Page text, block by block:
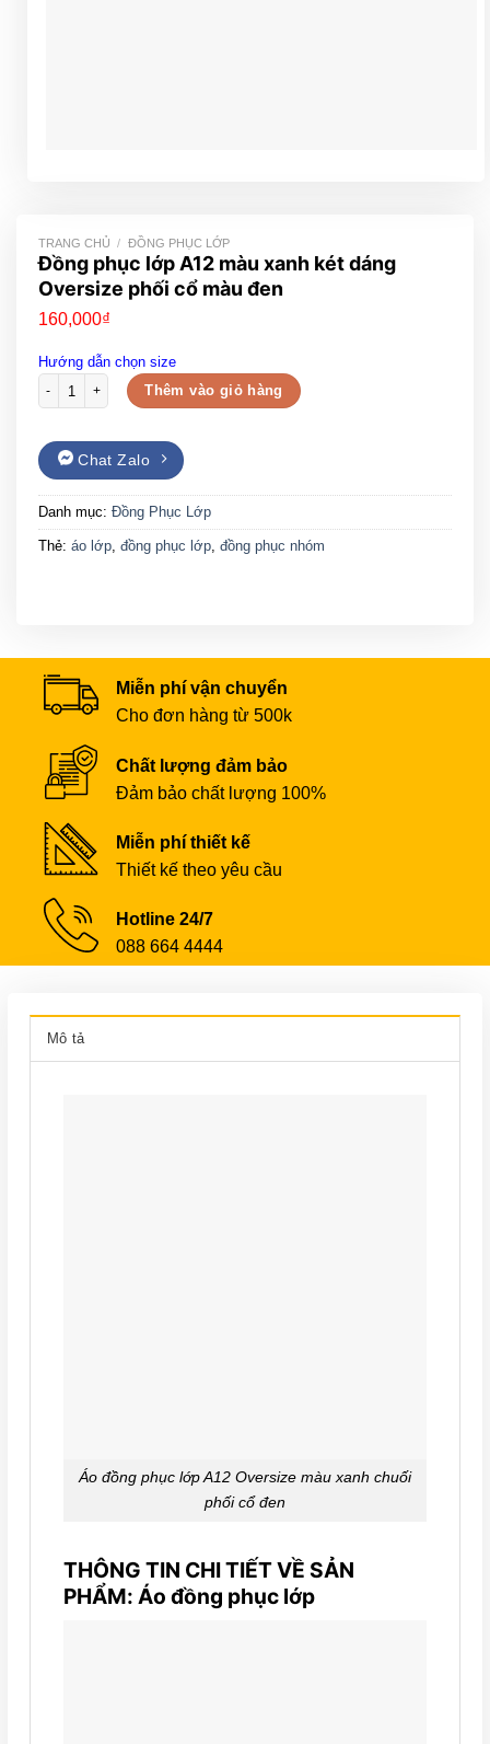
TRANG CHỦ / ĐỒNG PHỤC LỚP
Đồng phục lớp A12 màu xanh két dáng
Oversize phối cổ màu đen
160,000₫
Hướng dẫn chọn size
Đồng phục lớp A12 màu xanh két dáng Oversize phối cổ màu đen số
Thêm vào giỏ hàng
Chat Zalo
Danh mục: Đồng Phục Lớp
Thẻ: áo lớp đồng phục lớp đồng phục nhóm
Miễn phí vận chuyển
Cho đơn hàng từ 500k
Chất lượng đảm bảo
Đảm bảo chất lượng 100%
Miễn phí thiết kế
Thiết kế theo yêu cầu
Hotline 24/7
088 664 4444
Mô tả
Áo đồng phục lớp A12 Oversize màu xanh chuối
phối cổ đen
THÔNG TIN CHI TIẾT VỀ SẢN
PHẨM: Áo đồng phục lớp